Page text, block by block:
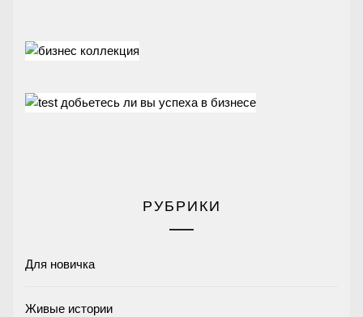
РУБРИКИ
Для новичка
Живые истории